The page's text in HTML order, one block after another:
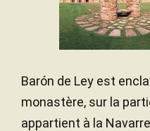
Barón de Ley est
monastère, sur la
appartient à la